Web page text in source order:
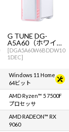
G TUNE DG-
A5A60（ホワイ
ト）
[DGA5A60W6BDDW10
1DEC]
Windows 11 Home
64ビット
AMD Ryzen™ 5 7500F
プロセッサ
AMD RADEON™ RX
9060